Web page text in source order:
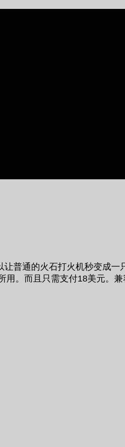
普通的火石打火机秒变成
。而且只需支付18美元。